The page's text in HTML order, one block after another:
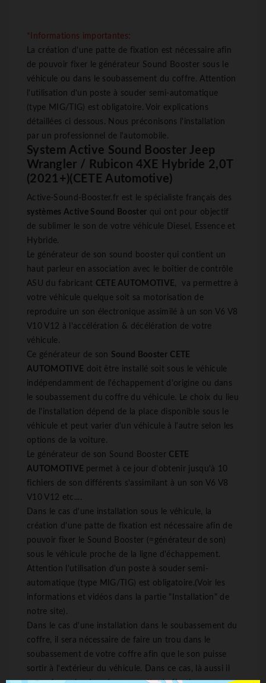
*Informations importantes:
La création d'une patte de fixation est nécessaire afin
de pouvoir fixer le générateur Sound Booster sous le
véhicule ou dans le soubassement du coffre. Attention
l'utilisation d'un poste à souder semi-automatique
(type MIG/TIG) est obligatoire. Voir explications
détaillées ci dessous. Nous préconisons l'installation
par un professionnel de l'automobile.
System Active Sound Booster Jeep
Wrangler / Rubicon 4XE Hybride 2,0T
(2021+)(CETE Automotive)
Active-Sound-Booster.fr est le spécialiste français des
systèmes Active Sound Booster qui ont pour objectif
de sublimer le son de votre véhicule Diesel, Essence et
Hybride.
Le générateur de son sound booster qui contient un
haut parleur en association avec le boîtier de contrôle
ASU du fabricant CETE AUTOMOTIVE, va permettre à
votre véhicule quelque soit sa motorisation de
reproduire un son électronique assimilé à un son V6 V8
V10 V12 à l'accélération & décélération de votre
véhicule.
Ce générateur de son Sound Booster CETE
AUTOMOTIVE doit être installé soit sous le véhicule
indépendamment de l'échappement d'origine ou dans
le soubassement du coffre du véhicule. Le choix du lieu
de l'installation dépend de la place disponible sous le
véhicule et peut varier d'un véhicule à l'autre selon les
options de la voiture.
Le générateur de son Sound Booster CETE
AUTOMOTIVE permet à ce jour d'obtenir jusqu'à 10
fichiers de son différents s'assimilant à un son V6 V8
V10 V12 etc....
Dans le cas d'une installation sous le véhicule, la
création d'une patte de fixation est nécessaire afin de
pouvoir fixer le Sound Booster (=générateur de son)
sous le véhicule proche de la ligne d'échappement.
Attention l'utilisation d'un poste à souder semi-
automatique (type MIG/TIG) est obligatoire.(Voir les
informations et vidéos dans la partie "Installation" de
notre site).
Dans le cas d'une installation dans le soubassement du
coffre, il sera nécessaire de faire un trou dans le
soubassement de votre coffre afin que le son puisse
sortir à l'extérieur du véhicule. Dans ce cas, là aussi il